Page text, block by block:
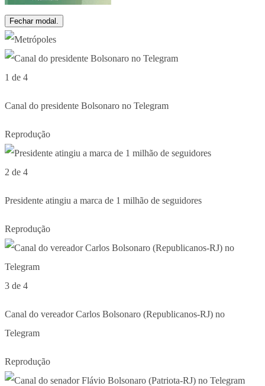
Fechar modal.
1 de 4
Canal do presidente Bolsonaro no Telegram
Reprodução
2 de 4
Presidente atingiu a marca de 1 milhão de seguidores
Reprodução
3 de 4
Canal do vereador Carlos Bolsonaro (Republicanos-RJ) no
Telegram
Reprodução